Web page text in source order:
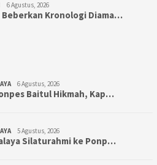
6 Agustus, 2026
Beberkan Kronologi Diama…
6 Agustus, 2026
Baitul Hikmah, Kap…
5 Agustus, 2026
Silaturahmi ke Ponp…